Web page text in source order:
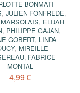
BONMATI-
, JULIEN FONFRÈDE,
, ELIJAH
, PHILIPPE GAJAN,
GOBERT, LINDA
, MIREILLE
, FABRICE
MONTAL
4,99 €